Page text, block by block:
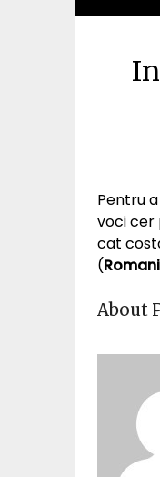
Pentru
voci cer
cat
(
About